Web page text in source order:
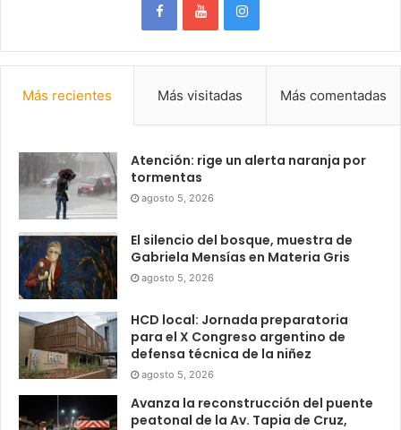
Más recientes Más visitadas Más comentadas
Atención: rige un alerta naranja por
tormentas
agosto 5, 2026
El silencio del bosque, muestra de
Gabriela Mensías en Materia Gris
agosto 5, 2026
HCD local: Jornada preparatoria
para el X Congreso argentino de
defensa técnica de la niñez
agosto 5, 2026
Avanza la reconstrucción del puente
peatonal de la Av. Tapia de Cruz,